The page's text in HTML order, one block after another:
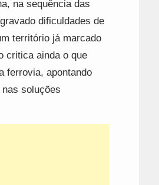
na sequência das
dificuldades de
território já marcado
critica ainda o que
ferrovia, apontando
soluções